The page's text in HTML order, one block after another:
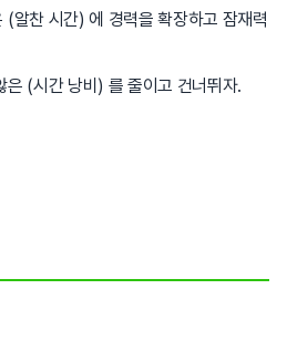
(알찬 시간) 에 경력을 확장하고 잠재력
은 (시간 낭비) 를 줄이고 건너뛰자.